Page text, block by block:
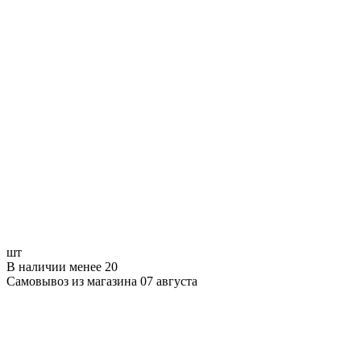
шт
В наличии менее 20
Самовывоз из магазина 07 августа